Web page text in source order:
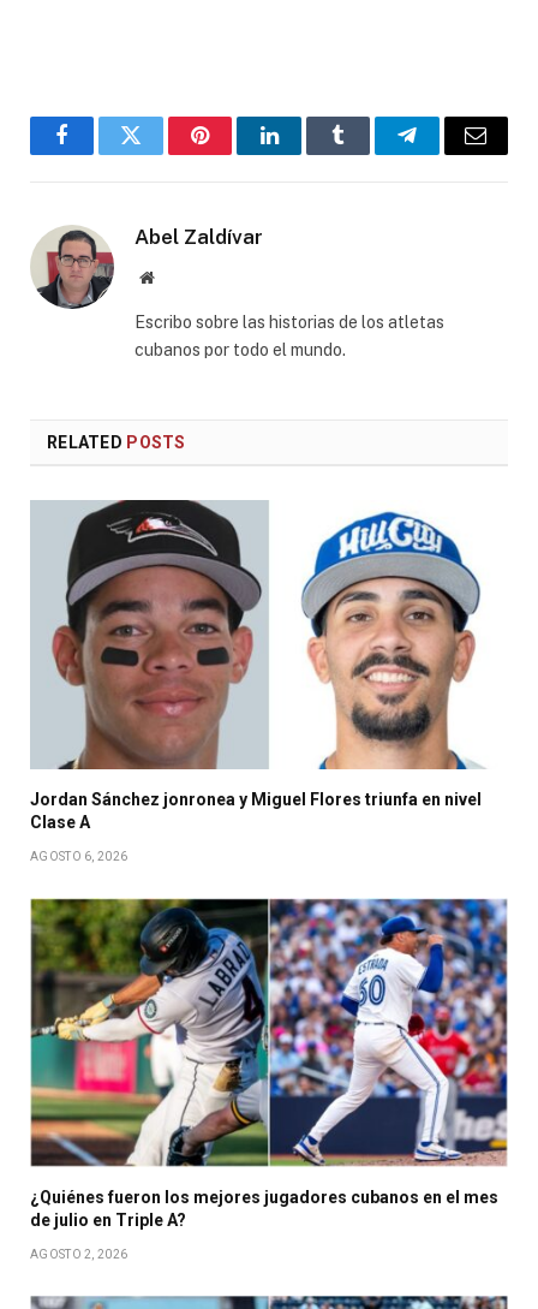
FacebookTwitter PinterestLinkedInTumblr TelegramEmail
Abel Zaldívar
Website
Escribo sobre las historias de los atletas
cubanos por todo el mundo.
RELATED POSTS
Jordan Sánchez jonronea y Miguel Flores triunfa en nivel
Clase A
AGOSTO 6, 2026
¿Quiénes fueron los mejores jugadores cubanos en el mes
de julio en Triple A?
AGOSTO 2, 2026